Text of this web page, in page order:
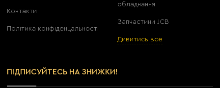
Контакти
Політика конфіденцальності
обладнання
Запчастини JCB
Дивитись все
ПІДПИСУЙТЕСЬ НА ЗНИЖКИ!